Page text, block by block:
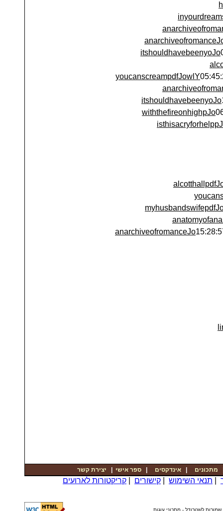
itshouldhavebeenyoJo
youcanscreampdfJowlY
itshouldhavebeenyoJo
withthefireonhighpJo
anarchiveofromanceJo
מתכונים |אינדקסים |ספר אישי יצירת קשר
תנאי השימוש קישורים קריקטורות לארועים
שמורות לשטרודל - מתכוני עוגות.